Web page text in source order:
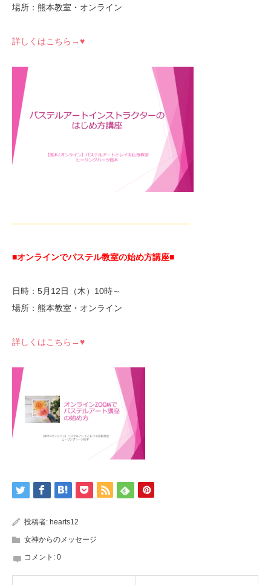
場所：熊本教室・オンライン
詳しくはこちら→♥
—————————————————————
■オンラインでパステル教室の始め方講座■
日時：5月12日（木）10時～
場所：熊本教室・オンライン
詳しくはこちら→♥
投稿者: hearts12
女神からのメッセージ
コメント: 0